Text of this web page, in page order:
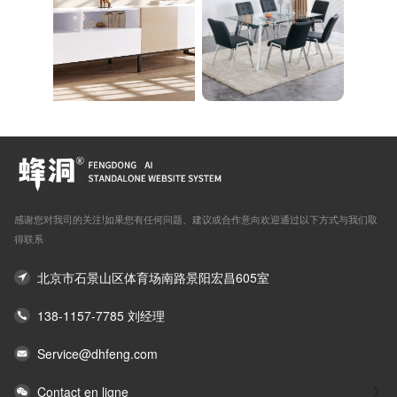
感谢您对我司的关注!如果您有任何问题、建议或合作意向欢迎通过以下方式与我们取
得联系
北京市石景山区体育场南路景阳宏昌605室
138-1157-7785 刘经理
Service@dhfeng.com
Contact en ligne